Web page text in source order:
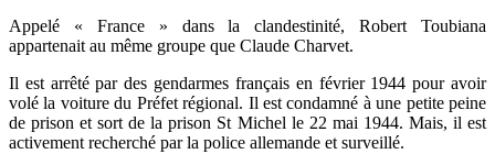
Appelé « France » dans la clandestinité, Robert Toubiana
appartenait au même groupe que Claude Charvet.
Il est arrêté par des gendarmes français en février 1944 pour avoir
volé la voiture du Préfet régional. Il est condamné à une petite peine
de prison et sort de la prison St Michel le 22 mai 1944. Mais, il est
activement recherché par la police allemande et surveillé.